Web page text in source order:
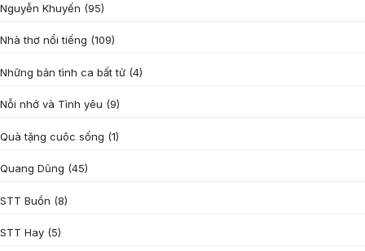
Nguyễn Khuyến (95)
Nhà thơ nổi tiếng (109)
Những bản tình ca bất tử (4)
Nỗi nhớ và Tình yêu (9)
Quà tặng cuôc sống (1)
Quang Dũng (45)
STT Buồn (8)
STT Hay (5)